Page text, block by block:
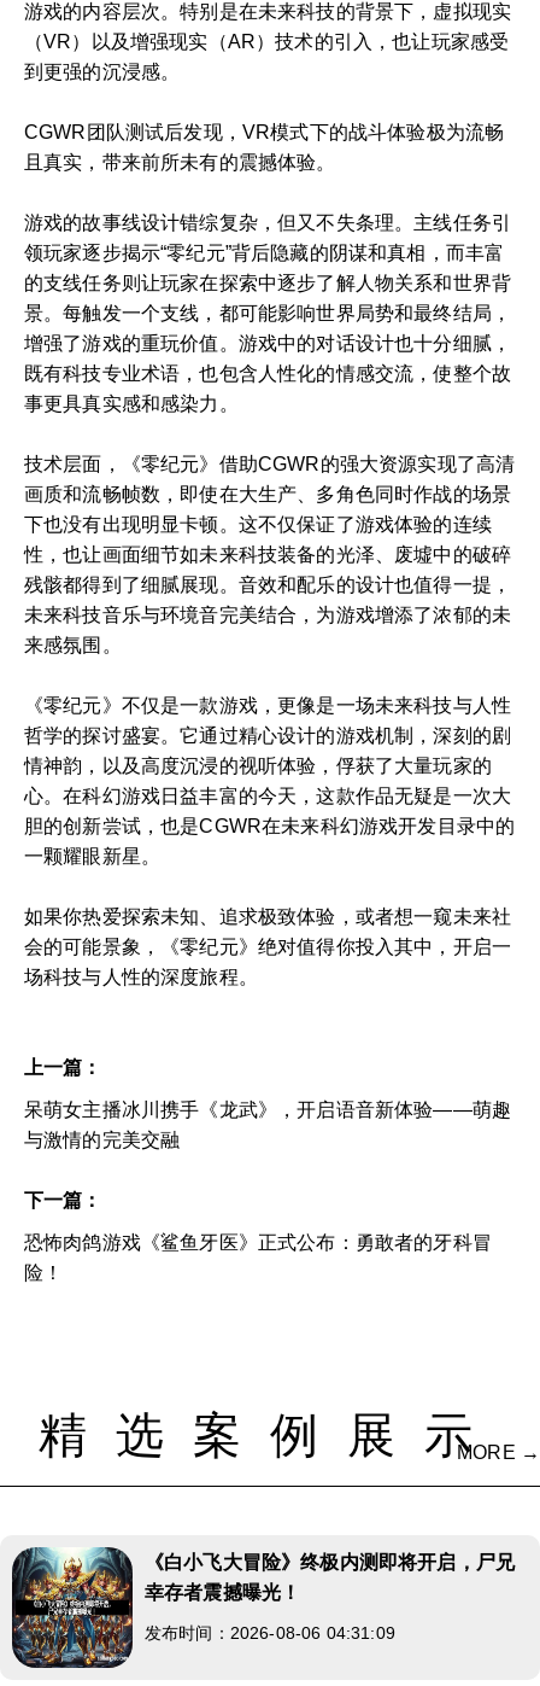
游戏的内容层次。特别是在未来科技的背景下，虚拟现实
（VR）以及增强现实（AR）技术的引入，也让玩家感受
到更强的沉浸感。
CGWR团队测试后发现，VR模式下的战斗体验极为流畅
且真实，带来前所未有的震撼体验。
游戏的故事线设计错综复杂，但又不失条理。主线任务引
领玩家逐步揭示“零纪元”背后隐藏的阴谋和真相，而丰富
的支线任务则让玩家在探索中逐步了解人物关系和世界背
景。每触发一个支线，都可能影响世界局势和最终结局，
增强了游戏的重玩价值。游戏中的对话设计也十分细腻，
既有科技专业术语，也包含人性化的情感交流，使整个故
事更具真实感和感染力。
技术层面，《零纪元》借助CGWR的强大资源实现了高清
画质和流畅帧数，即使在大生产、多角色同时作战的场景
下也没有出现明显卡顿。这不仅保证了游戏体验的连续
性，也让画面细节如未来科技装备的光泽、废墟中的破碎
残骸都得到了细腻展现。音效和配乐的设计也值得一提，
未来科技音乐与环境音完美结合，为游戏增添了浓郁的未
来感氛围。
《零纪元》不仅是一款游戏，更像是一场未来科技与人性
哲学的探讨盛宴。它通过精心设计的游戏机制，深刻的剧
情神韵，以及高度沉浸的视听体验，俘获了大量玩家的
心。在科幻游戏日益丰富的今天，这款作品无疑是一次大
胆的创新尝试，也是CGWR在未来科幻游戏开发目录中的
一颗耀眼新星。
如果你热爱探索未知、追求极致体验，或者想一窥未来社
会的可能景象，《零纪元》绝对值得你投入其中，开启一
场科技与人性的深度旅程。
上一篇：
呆萌女主播冰川携手《龙武》，开启语音新体验——萌趣
与激情的完美交融
下一篇：
恐怖肉鸽游戏《鲨鱼牙医》正式公布：勇敢者的牙科冒
险！
精选案例展示MORE →
《白小飞大冒险》终极内测即将开启，尸兄
幸存者震撼曝光！
发布时间：2026-08-06 04:31:09